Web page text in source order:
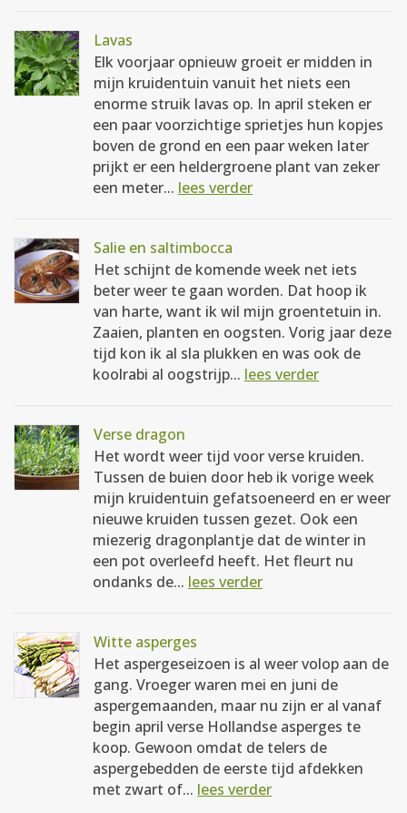
Lavas
Elk voorjaar opnieuw groeit er midden in
mijn kruidentuin vanuit het niets een
enorme struik lavas op. In april steken er
een paar voorzichtige sprietjes hun kopjes
boven de grond en een paar weken later
prijkt er een heldergroene plant van zeker
een meter... lees verder
Salie en saltimbocca
Het schijnt de komende week net iets
beter weer te gaan worden. Dat hoop ik
van harte, want ik wil mijn groentetuin in.
Zaaien, planten en oogsten. Vorig jaar deze
tijd kon ik al sla plukken en was ook de
koolrabi al oogstrijp... lees verder
Verse dragon
Het wordt weer tijd voor verse kruiden.
Tussen de buien door heb ik vorige week
mijn kruidentuin gefatsoeneerd en er weer
nieuwe kruiden tussen gezet. Ook een
miezerig dragonplantje dat de winter in
een pot overleefd heeft. Het fleurt nu
ondanks de... lees verder
Witte asperges
Het aspergeseizoen is al weer volop aan de
gang. Vroeger waren mei en juni de
aspergemaanden, maar nu zijn er al vanaf
begin april verse Hollandse asperges te
koop. Gewoon omdat de telers de
aspergebedden de eerste tijd afdekken
met zwart of... lees verder